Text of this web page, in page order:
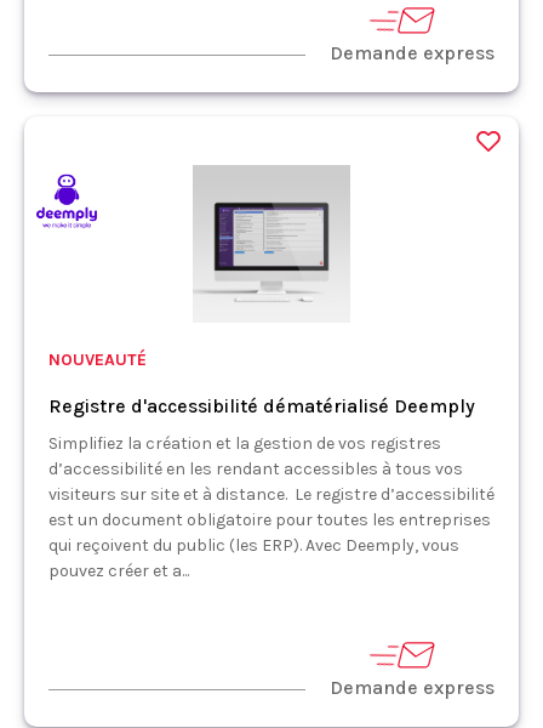
Demande express
NOUVEAUTÉ
Registre d'accessibilité dématérialisé Deemply
Simplifiez la création et la gestion de vos registres
d’accessibilité en les rendant accessibles à tous vos
visiteurs sur site et à distance. Le registre d’accessibilité
est un document obligatoire pour toutes les entreprises
qui reçoivent du public (les ERP). Avec Deemply, vous
pouvez créer et a...
Demande express